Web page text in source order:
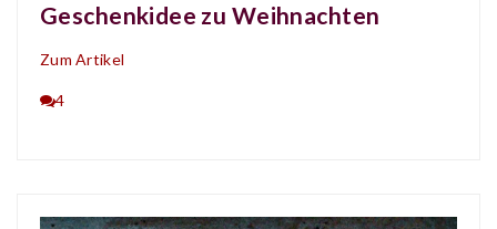
Geschenkidee zu Weihnachten
Zum Artikel
4